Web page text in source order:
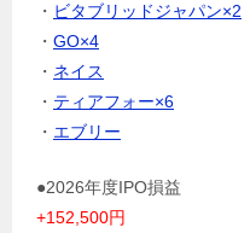
・ ビタブリッドジャパン×2
・ GO×4
・ ネイス
・ ティアフォー×6
・ エブリー
●2026年度IPO損益
+152,500円